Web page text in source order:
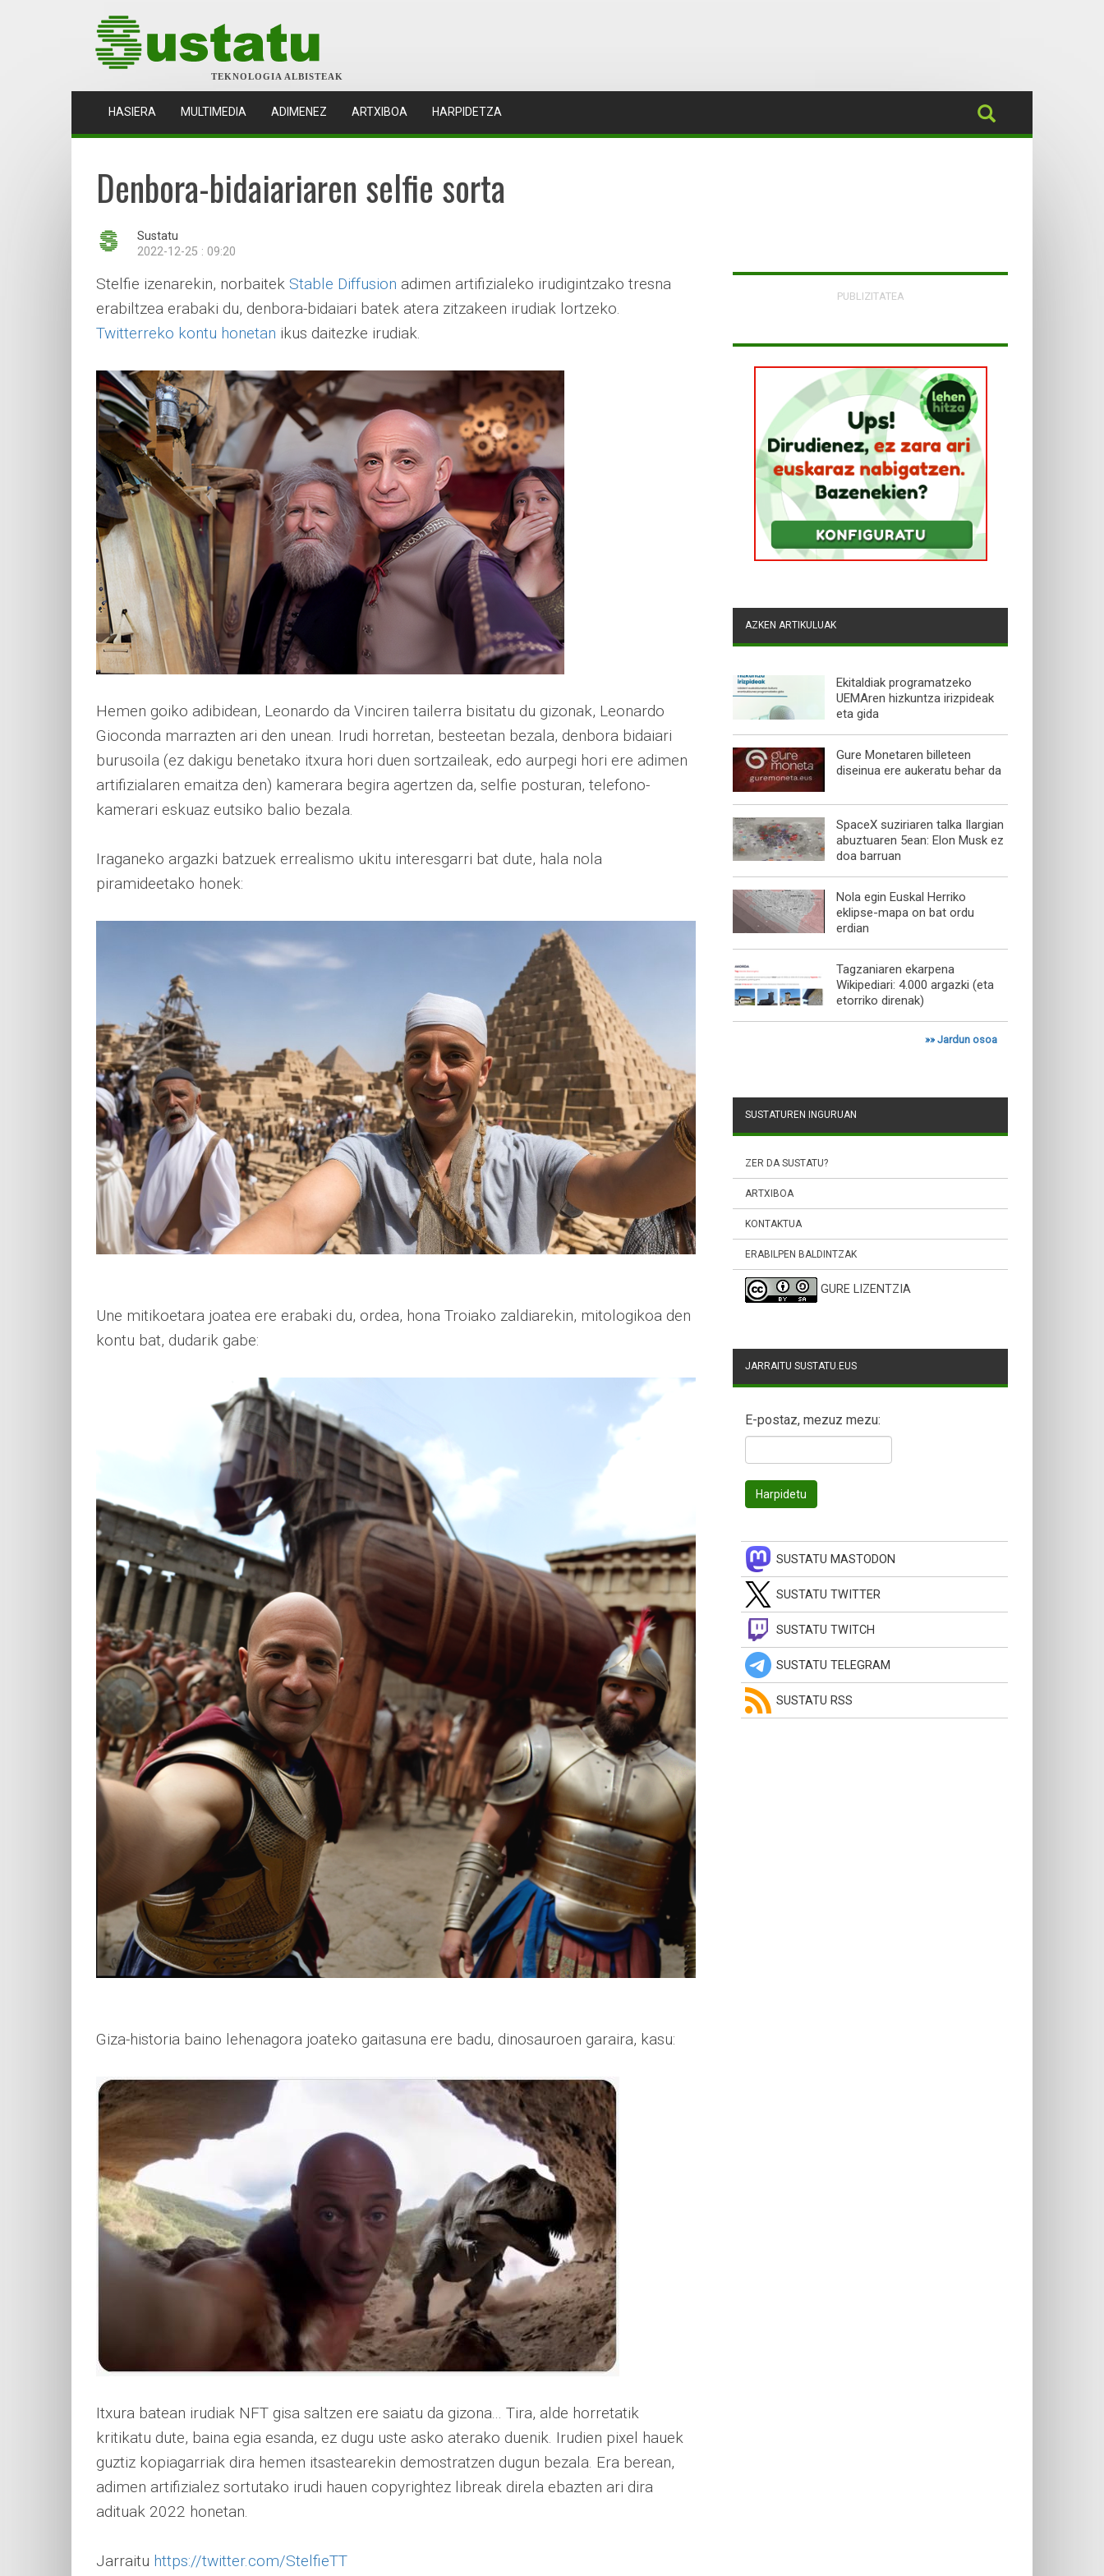
TEKNOLOGIA ALBISTEAK
HASIERA (CURRENT)
MULTIMEDIA ADIMENEZ ARTXIBOA HARPIDETZA
Denbora-bidaiariaren selfie sorta
Sustatu
2022-12-25 : 09:20
Stelfie izenarekin, norbaitek Stable Diffusion adimen artifizialeko irudigintzako tresna
erabiltzea erabaki du, denbora-bidaiari batek atera zitzakeen irudiak lortzeko.
Twitterreko kontu honetan ikus daitezke irudiak.
Hemen goiko adibidean, Leonardo da Vinciren tailerra bisitatu du gizonak, Leonardo
Gioconda marrazten ari den unean. Irudi horretan, besteetan bezala, denbora bidaiari
burusoila (ez dakigu benetako itxura hori duen sortzaileak, edo aurpegi hori ere adimen
artifizialaren emaitza den) kamerara begira agertzen da, selfie posturan, telefono-
kamerari eskuaz eutsiko balio bezala.
Iraganeko argazki batzuek errealismo ukitu interesgarri bat dute, hala nola
piramideetako honek:
Une mitikoetara joatea ere erabaki du, ordea, hona Troiako zaldiarekin, mitologikoa den
kontu bat, dudarik gabe:
Giza-historia baino lehenagora joateko gaitasuna ere badu, dinosauroen garaira, kasu:
Itxura batean irudiak NFT gisa saltzen ere saiatu da gizona... Tira, alde horretatik
kritikatu dute, baina egia esanda, ez dugu uste asko aterako duenik. Irudien pixel hauek
guztiz kopiagarriak dira hemen itsastearekin demostratzen dugun bezala. Era berean,
adimen artifizialez sortutako irudi hauen copyrightez libreak direla ebazten ari dira
adituak 2022 honetan.
Jarraitu https://twitter.com/StelfieTT
PUBLIZITATEA
AZKEN ARTIKULUAK
Ekitaldiak programatzeko
UEMAren hizkuntza irizpideak
eta gida
Gure Monetaren billeteen
diseinua ere aukeratu behar da
SpaceX suziriaren talka Ilargian
abuztuaren 5ean: Elon Musk ez
doa barruan
Nola egin Euskal Herriko
eklipse-mapa on bat ordu
erdian
Tagzaniaren ekarpena
Wikipediari: 4.000 argazki (eta
etorriko direnak)
»»Jardun osoa
SUSTATUREN INGURUAN
ZER DA SUSTATU?
ARTXIBOA
KONTAKTUA
ERABILPEN BALDINTZAK
GURE LIZENTZIA
JARRAITU SUSTATU.EUS
E-postaz, mezuz mezu:
SUSTATU MASTODON
SUSTATU TWITTER
SUSTATU TWITCH
SUSTATU TELEGRAM
SUSTATU RSS